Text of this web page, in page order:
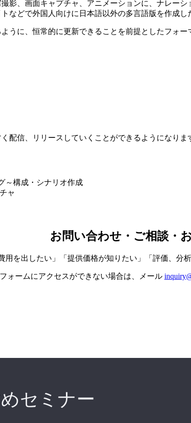
影、画面キャプチャ、アニメーションに、ナレー
などで外国人向けに日本語以外の多言語版を作成し
うに、恒常的に更新できることを前提としたフォ
配信、リリースしていくことができるようになりま
～構成・シナリオ作成
ャ
お問い合わせ・ご相談・
用を出したい」「提供価格が知りたい」「評価、分
ォームにアクセスができない場合は、メール
セミナー